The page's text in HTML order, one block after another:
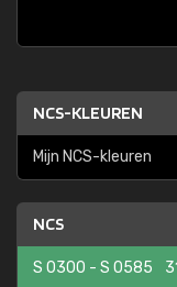
NCS-KLEUREN
Mijn NCS-kleuren
NCS
S 0300 - S 0585